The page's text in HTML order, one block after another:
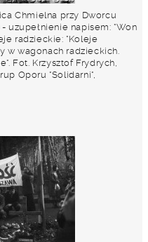
Chmielna przy Dworcu
uzupełnienie napisem: "Won
radzieckie: "Koleje
w wagonach radzieckich.
Fot. Krzysztof Frydrych,
Oporu "Solidarni",